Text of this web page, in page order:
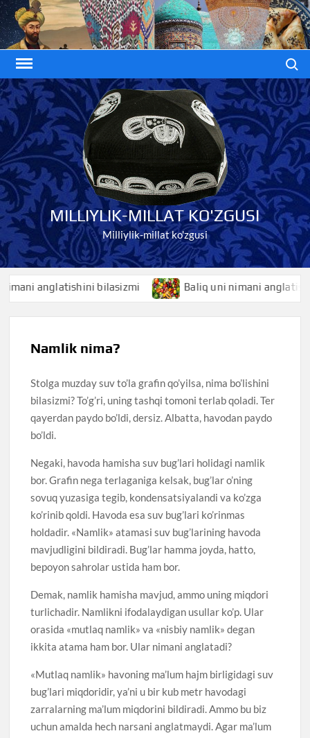
Skip
to
content
MILLIYLIK-MILLAT KO'ZGUSI
Milliylik-millat ko'zgusi
anglatishini bilasizmi Baliq uni nimani anglatishini
Namlik nima?
Stolga muzday suv to’la grafin qo’yilsa, nima bo’lishini
bilasizmi? To’g’ri, uning tashqi tomoni terlab qoladi. Ter
qayerdan paydo bo’ldi, dersiz. Albatta, havodan paydo
bo’ldi.
Negaki, havoda hamisha suv bug’lari holidagi namlik
bor. Grafin nega terlaganiga kelsak, bug’lar o’ning
sovuq yuzasiga tegib, kondensatsiyalandi va ko’zga
ko’rinib qoldi. Havoda esa suv bug’lari ko’rinmas
holdadir. «Namlik» atamasi suv bug’larining havoda
mavjudligini bildiradi. Bug’lar hamma joyda, hatto,
bepoyon sahrolar ustida ham bor.
Demak, namlik hamisha mavjud, ammo uning miqdori
turlichadir. Namlikni ifodalaydigan usullar ko’p. Ular
orasida «mutlaq namlik» va «nisbiy namlik» degan
ikkita atama ham bor. Ular nimani anglatadi?
«Mutlaq namlik» havoning ma’lum hajm birligidagi suv
bug’lari miqdoridir, ya’ni u bir kub metr havodagi
zarralarning ma’lum miqdorini bildiradi. Ammo bu biz
uchun amalda hech narsani anglatmaydi. Agar ma’lum